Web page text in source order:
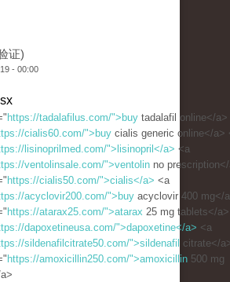
证)
- 00:00
https://tadalafilus.com/">buy tadalafil online</a>
cialis60.com/">buy cialis generic online</a>
lisinoprilmed.com/">lisinopril</a> <a
ventolinsale.com/">ventolin no
https://cialis50.com/">cialis</a> <a
acyclovir200.com/">buy acyclovir 400 mg</
https://atarax25.com/">atarax 25 mg tablets</
dapoxetineusa.com/">dapoxetine</a> <a
sildenafilcitrate50.com/">sildenafil citrate</
https://amoxicillin250.com/">amoxicillin 500 mg